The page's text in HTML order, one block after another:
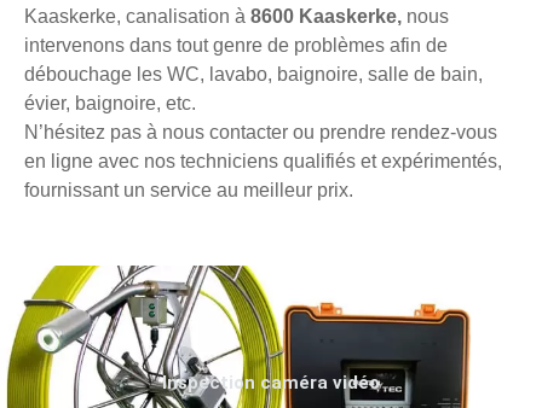
Kaaskerke, canalisation à 8600 Kaaskerke, nous
intervenons dans tout genre de problèmes afin de
débouchage les WC, lavabo, baignoire, salle de bain,
évier, baignoire, etc.
N’hésitez pas à nous contacter ou prendre rendez-vous
en ligne avec nos techniciens qualifiés et expérimentés,
fournissant un service au meilleur prix.
Inspection caméra vidéo